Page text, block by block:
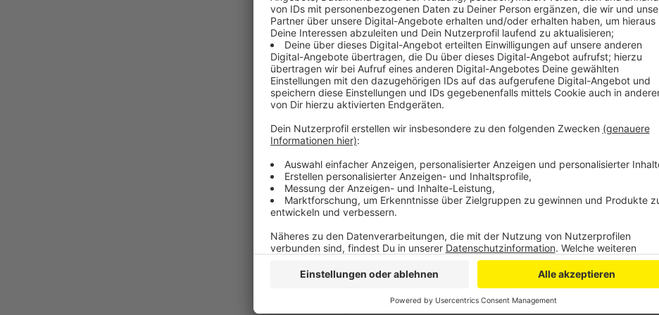
Anzeige
Spätestens Anfang 2023 müsse Geld fließen.
Egal ob Fußball, Tischtennis, Eishockey oder Schwimmen
ohne finanzielle Hilfen einfach verschwinden, sagt LSB-
Wipperfürth. Vor allem für Vereine mit eigenen Anlagen
Gas in kürzester Zeit das Aus bedeuten.
Der LSB schlägt jetzt einen Dreiklang vor: Die Vereine
Energie einzusparen, dazu kommt dann der Einsatz von
hatte es bei Corona gegeben, in der Energie-Krise bisher
Mitgliedsbeiträge sei auch nicht einfach möglich, sagt der
Mitglieder werden durch die steigenden Kosten auch